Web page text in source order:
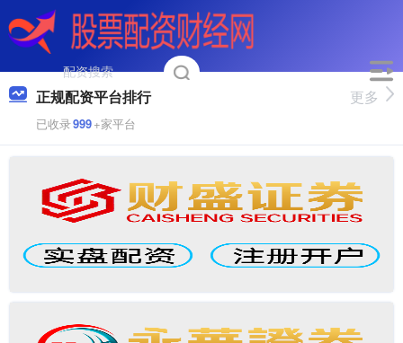
正规配资平台排行
已收录999+家平台
更多